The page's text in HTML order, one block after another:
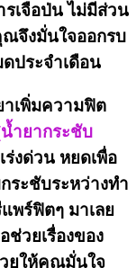
เจือป่น ไม่มีส่วน
จึงมั่นใจออกรบ
ประจำเดือน
เพิ่มความฟิต
ำยากระชับ
ร่งด่วน หยดเพื่อ
ระชับระหว่างทำ
พร์ฟิตๆ มาเลย
ช่วยเรื่องของ
ยให้คุณมั่นใจ